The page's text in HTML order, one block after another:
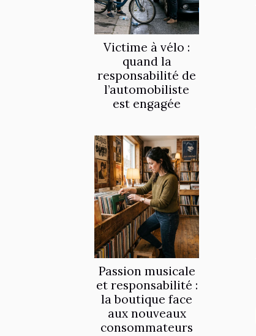
Victime à vélo :
quand la
responsabilité de
l’automobiliste
est engagée
Passion musicale
et responsabilité :
la boutique face
aux nouveaux
consommateurs